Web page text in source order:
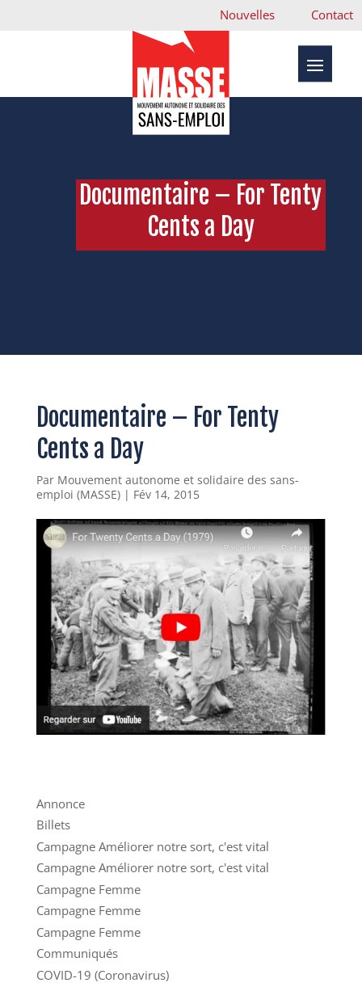
Nouvelles Contact
Documentaire – For Tenty
Cents a Day
Documentaire – For Tenty
Cents a Day
Par Mouvement autonome et solidaire des sans-
emploi (MASSE)| Fév 14, 2015
Annonce
Billets
Campagne Améliorer notre sort, c'est vital
Campagne Améliorer notre sort, c'est vital
Campagne Femme
Campagne Femme
Campagne Femme
Communiqués
COVID-19 (Coronavirus)